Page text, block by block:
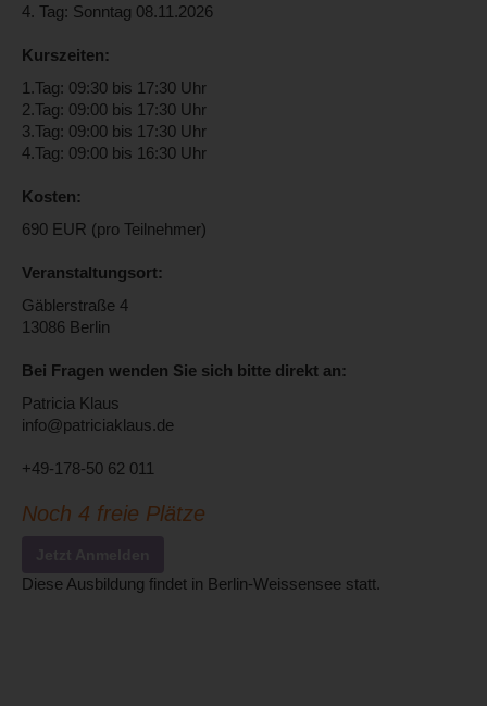
4. Tag: Sonntag 08.11.2026
Kurszeiten:
1.Tag: 09:30 bis 17:30 Uhr
2.Tag: 09:00 bis 17:30 Uhr
3.Tag: 09:00 bis 17:30 Uhr
4.Tag: 09:00 bis 16:30 Uhr
Kosten:
690 EUR (pro Teilnehmer)
Veranstaltungsort:
Gäblerstraße 4
13086 Berlin
Bei Fragen wenden Sie sich bitte direkt an:
Patricia Klaus
info@patriciaklaus.de
+49-178-50 62 011
Noch 4 freie Plätze
Diese Ausbildung findet in Berlin-Weissensee statt.